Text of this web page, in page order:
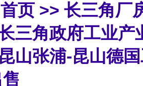
首页 >> 长三角厂
三角政府工业产
山张浦-昆山德